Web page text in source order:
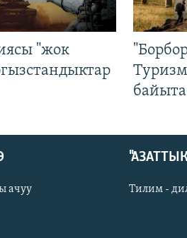
"жок
ачуу Тилим -